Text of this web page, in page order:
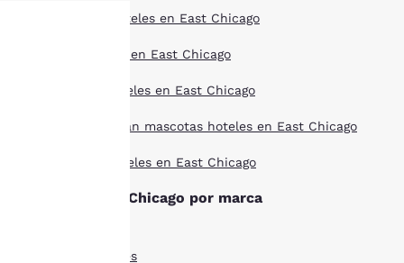
Estilo boutique hoteles en East Chicago
Ofertas de hoteles en East Chicago
Larga estancia hoteles en East Chicago
Hoteles que aceptan mascotas hoteles en East Chicago
Mejor valorado hoteles en East Chicago
Hoteles en East Chicago por marca
Comfort Inn Hoteles